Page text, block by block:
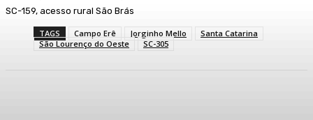
SC-159, acesso rural São Brás
TAGS Campo Erê Jorginho Mello
Santa Catarina
São Lourenço do Oeste
SC-305